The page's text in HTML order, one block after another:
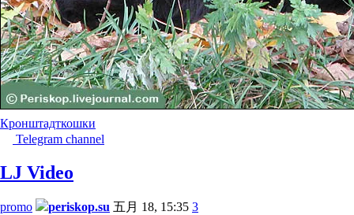
Кронштадткошки
Telegram channel
LJ Video
promo periskop.su 五月 18, 15:35 3